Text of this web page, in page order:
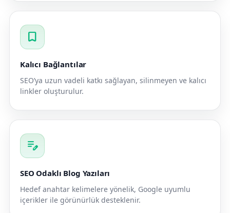
bookmark
Kalıcı Bağlantılar
SEO’ya uzun vadeli katkı sağlayan, silinmeyen ve kalıcı
linkler oluşturulur.
edit_note
SEO Odaklı Blog Yazıları
Hedef anahtar kelimelere yönelik, Google uyumlu
içerikler ile görünürlük desteklenir.